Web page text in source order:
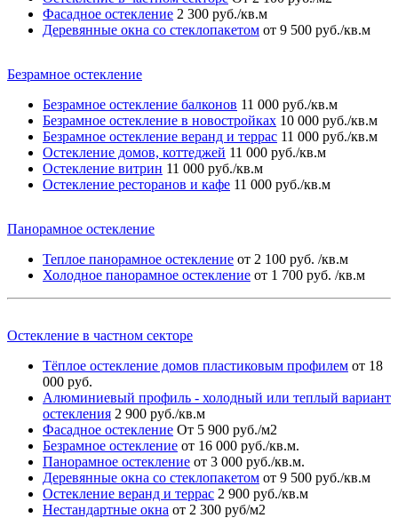
Фасадное остекление 2 300 руб./кв.м
Деревянные окна со стеклопакетом от 9 500 руб./кв.м
Безрамное остекление
Безрамное остекление балконов 11 000 руб./кв.м
Безрамное остекление в новостройках 10 000 руб./кв.м
Безрамное остекление веранд и террас 11 000 руб./кв.м
Остекление домов, коттеджей 11 000 руб./кв.м
Остекление витрин 11 000 руб./кв.м
Остекление ресторанов и кафе 11 000 руб./кв.м
Панорамное остекление
Теплое панорамное остекление от 2 100 руб. /кв.м
Холодное панорамное остекление от 1 700 руб. /кв.м
Остекление в частном секторе
Тёплое остекление домов пластиковым профилем от 18
000 руб.
Алюминиевый профиль - холодный или теплый вариант
остекления 2 900 руб./кв.м
Фасадное остекление От 5 900 руб./м2
Безрамное остекление от 16 000 руб./кв.м.
Панорамное остекление от 3 000 руб./кв.м.
Деревянные окна со стеклопакетом от 9 500 руб./кв.м
Остекление веранд и террас 2 900 руб./кв.м
Нестандартные окна от 2 300 руб/м2